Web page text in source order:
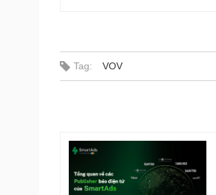
Tag: VOV